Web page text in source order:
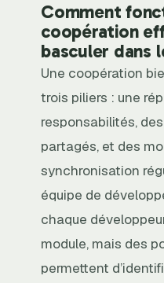
Comment
coopération
basculer dans
Une coopération
trois piliers : une
responsabilités,
partagés, et des
synchronisation
équipe de
chaque
module, mais des
permettent